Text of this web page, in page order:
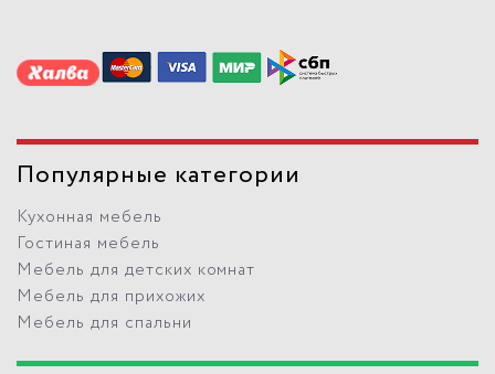
Популярные категории
Кухонная мебель
Гостиная мебель
Мебель для детских комнат
Мебель для прихожих
Мебель для спальни